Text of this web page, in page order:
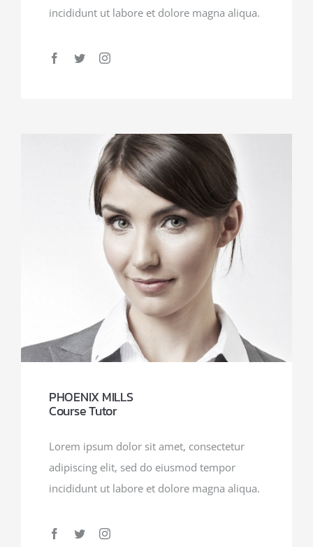
incididunt ut labore et dolore magna aliqua.
PHOENIX MILLS
Course Tutor
Lorem ipsum dolor sit amet, consectetur
adipiscing elit, sed do eiusmod tempor
incididunt ut labore et dolore magna aliqua.